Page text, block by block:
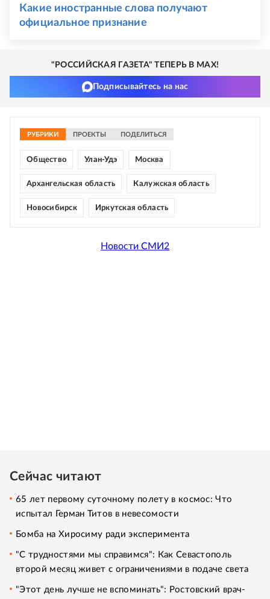
Какие иностранные слова получают
официальное признание
"РОССИЙСКАЯ ГАЗЕТА" ТЕПЕРЬ В MAX!
Подписывайтесь на нас
РУБРИКИ ПРОЕКТЫ ПОДЕЛИТЬСЯ
Общество Улан-Удэ Москва
Архангельская область Калужская область
Новосибирск Иркутская область
Новости СМИ2
Сейчас читают
65 лет первому суточному полету в космос: Что
испытал Герман Титов в невесомости
Бомба на Хиросиму ради эксперимента
"С трудностями мы справимся": Как Севастополь
второй месяц живет с ограничениями в подаче света
"Этот день лучше не вспоминать": Ростовский врач-